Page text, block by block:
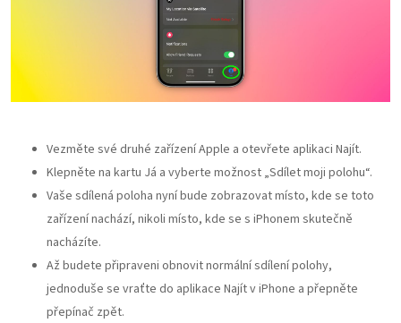
Vezměte své druhé zařízení Apple a otevřete aplikaci Najít.
Klepněte na kartu Já a vyberte možnost „Sdílet moji polohu“.
Vaše sdílená poloha nyní bude zobrazovat místo, kde se toto
zařízení nachází, nikoli místo, kde se s iPhonem skutečně
nacházíte.
Až budete připraveni obnovit normální sdílení polohy,
jednoduše se vraťte do aplikace Najít v iPhone a přepněte
přepínač zpět.